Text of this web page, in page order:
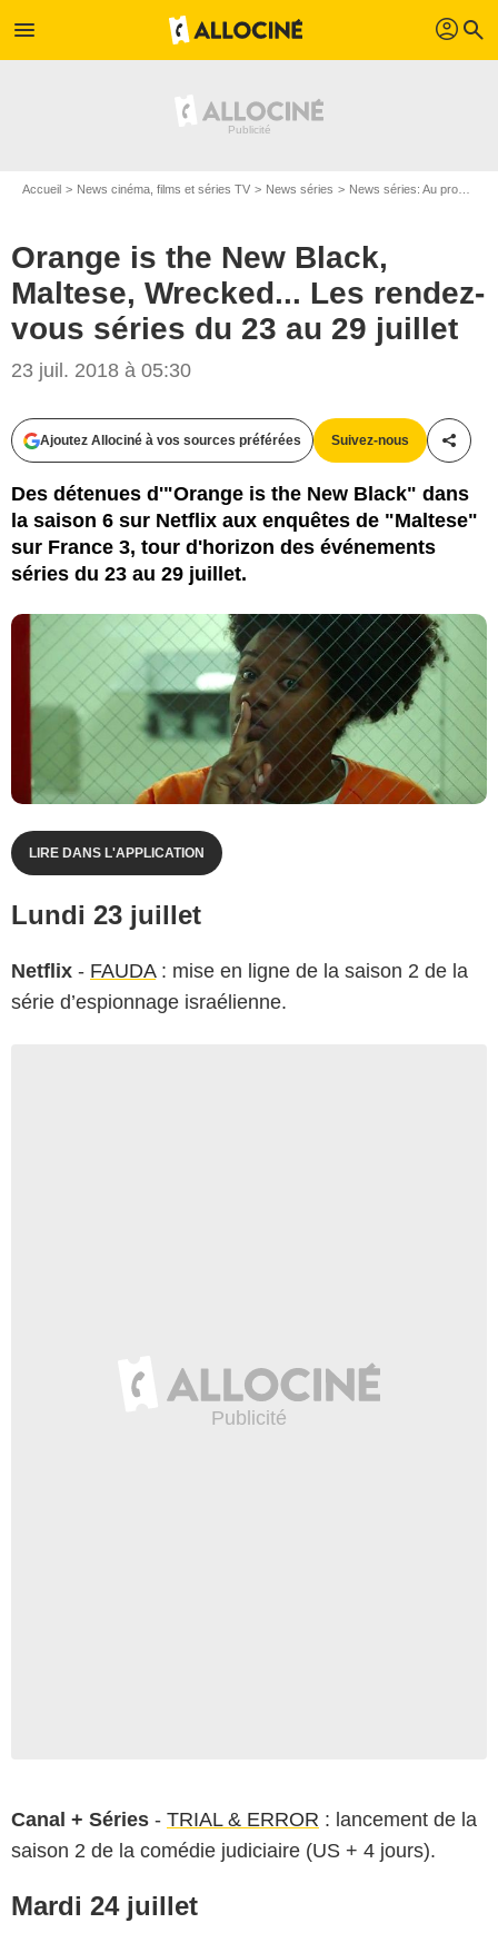
menu profil search
Accueil News cinéma, films et séries TV News séries News séries: Au programme
Orange is the New Black,
Maltese, Wrecked... Les rendez-
vous séries du 23 au 29 juillet
23 juil. 2018 à 05:30
Ajoutez Allociné à vos sources préférées Suivez-nous
Des détenues d'"Orange is the New Black" dans
la saison 6 sur Netflix aux enquêtes de "Maltese"
sur France 3, tour d'horizon des événements
séries du 23 au 29 juillet.
Capture d'écran
LIRE DANS L'APPLICATION
Lundi 23 juillet
Netflix - FAUDA: mise en ligne de la saison 2 de la
série d’espionnage israélienne.
Canal + Séries - TRIAL & ERROR : lancement de la
saison 2 de la comédie judiciaire (US + 4 jours).
Mardi 24 juillet